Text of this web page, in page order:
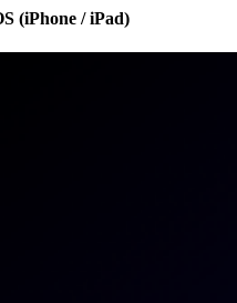
(iPhone / iPad)